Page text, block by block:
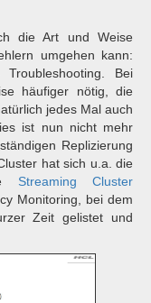
die Art und Weise
umgehen kann:
Bei
häufiger nötig, die
jedes Mal auch
ist nun nicht mehr
Replizierung
hat sich u.a. die
Streaming Cluster
Monitoring, bei dem
Zeit gelistet und